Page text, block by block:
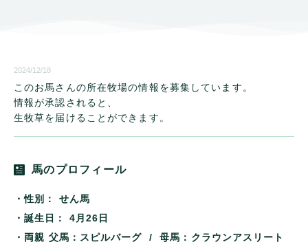
2024/12/18
このお馬さんの所在牧場の情報を募集しています。
情報が承認されると、
生牧草を届けることができます。
馬のプロフィール
・性別：
せん馬
・誕生日：
4月26日
・両親 父馬：スピルバーグ / 母馬：クラウンアスリート